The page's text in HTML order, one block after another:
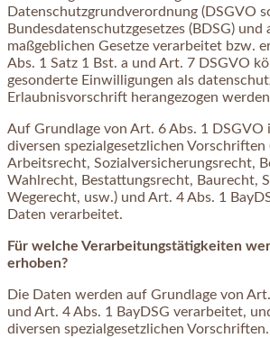
Datenschutzgrundverordnung (DSGVO
Bundesdatenschutzgesetzes (BDSG)
maßgeblichen Gesetze verarbeitet bzw.
Abs. 1 Satz 1 Bst. a und Art. 7 DSGVO
gesonderte Einwilligungen als
Erlaubnisvorschrift herangezogen
Auf Grundlage von Art. 6 Abs. 1 DSGVO
diversen spezialgesetzlichen Vorschriften
Arbeitsrecht, Sozialversicherungsrecht,
Wahlrecht, Bestattungsrecht, Baurecht,
Wegerecht, usw.) und Art. 4 Abs. 1
Daten verarbeitet.
Für welche Verarbeitungstätigkeiten
erhoben?
Die Daten werden auf Grundlage von
und Art. 4 Abs. 1 BayDSG verarbeitet,
diversen spezialgesetzlichen Vorschriften.